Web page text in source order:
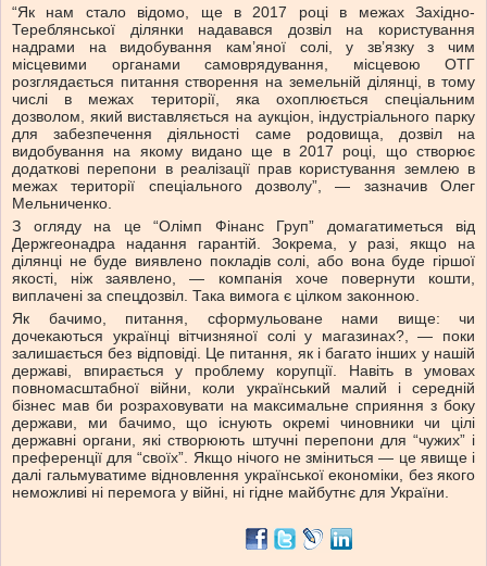
“Як нам стало відомо, ще в 2017 році в межах Західно-
Тереблянської ділянки надавався дозвіл на користування
надрами на видобування кам’яної солі, у зв’язку з чим
місцевими органами самоврядування, місцевою ОТГ
розглядається питання створення на земельній ділянці, в тому
числі в межах території, яка охоплюється спеціальним
дозволом, який виставляється на аукціон, індустріального парку
для забезпечення діяльності саме родовища, дозвіл на
видобування на якому видано ще в 2017 році, що створює
додаткові перепони в реалізації прав користування землею в
межах території спеціального дозволу”, — зазначив Олег
Мельниченко.
З огляду на це “Олімп Фінанс Груп” домагатиметься від
Держгеонадра надання гарантій. Зокрема, у разі, якщо на
ділянці не буде виявлено покладів солі, або вона буде гіршої
якості, ніж заявлено, — компанія хоче повернути кошти,
виплачені за спецдозвіл. Така вимога є цілком законною.
Як бачимо, питання, сформульоване нами вище: чи
дочекаються українці вітчизняної солі у магазинах?, — поки
залишається без відповіді. Це питання, як і багато інших у нашій
державі, впирається у проблему корупції. Навіть в умовах
повномасштабної війни, коли український малий і середній
бізнес мав би розраховувати на максимальне сприяння з боку
держави, ми бачимо, що існують окремі чиновники чи цілі
державні органи, які створюють штучні перепони для “чужих” і
преференції для “своїх”. Якщо нічого не зміниться — це явище і
далі гальмуватиме відновлення української економіки, без якого
неможливі ні перемога у війні, ні гідне майбутнє для України.